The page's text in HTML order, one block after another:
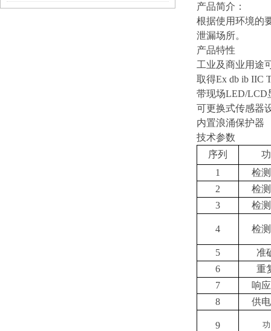
产品简介：
根据使用环境的
泄漏场所。
产品特性
工业及商业用途
取得Ex db ib IIC
带现场LED/LCD
可更换式传感器
内置浪涌保护器
技术参数
序列
1
检
2
检
3
检
4 检
5
准
6
重
7
响
8
供
9 功